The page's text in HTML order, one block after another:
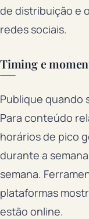
de distribuição e
redes sociais.
Timing e
Publique quando
Para conteúdo
horários de pico
durante a
semana.
plataformas
estão online.